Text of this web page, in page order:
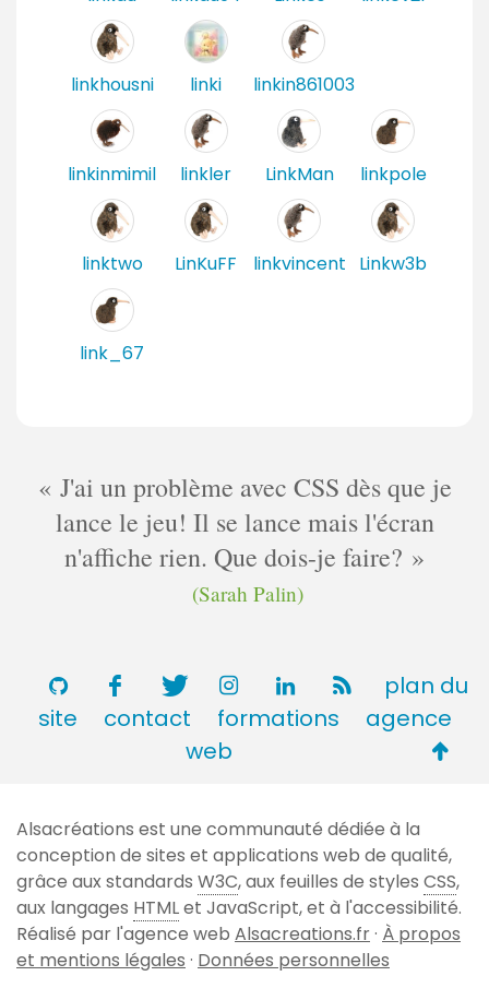
linkhousni linki linkin861003
linkinmimil linkler LinkMan linkpole
linktwo LinKuFF linkvincent Linkw3b
link_67
J'ai un problème avec CSS dès que je
lance le jeu! Il se lance mais l'écran
n'affiche rien. Que dois-je faire?
(Sarah Palin)
plan du
site
contact formations
agence
web
de
page
Alsacréations est une communauté dédiée à la
conception de sites et applications web de qualité,
grâce aux standards W3C, aux feuilles de styles CSS,
aux langages HTMLet JavaScript, et à l'accessibilité.
Réalisé par l'agence web Alsacreations.fr· À propos
et mentions légales · Données personnelles